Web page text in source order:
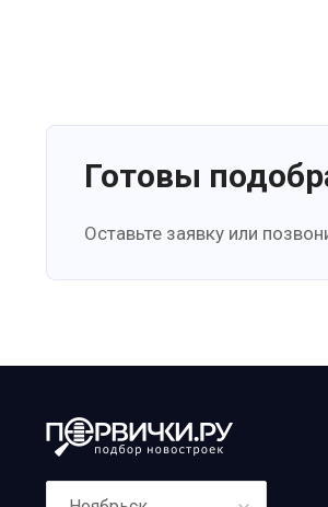
Готовы
Оставьте заявку или